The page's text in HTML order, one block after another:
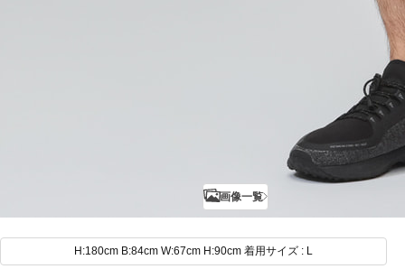
画像一覧
H:180cm B:84cm W:67cm H:90cm 着用サイズ : L